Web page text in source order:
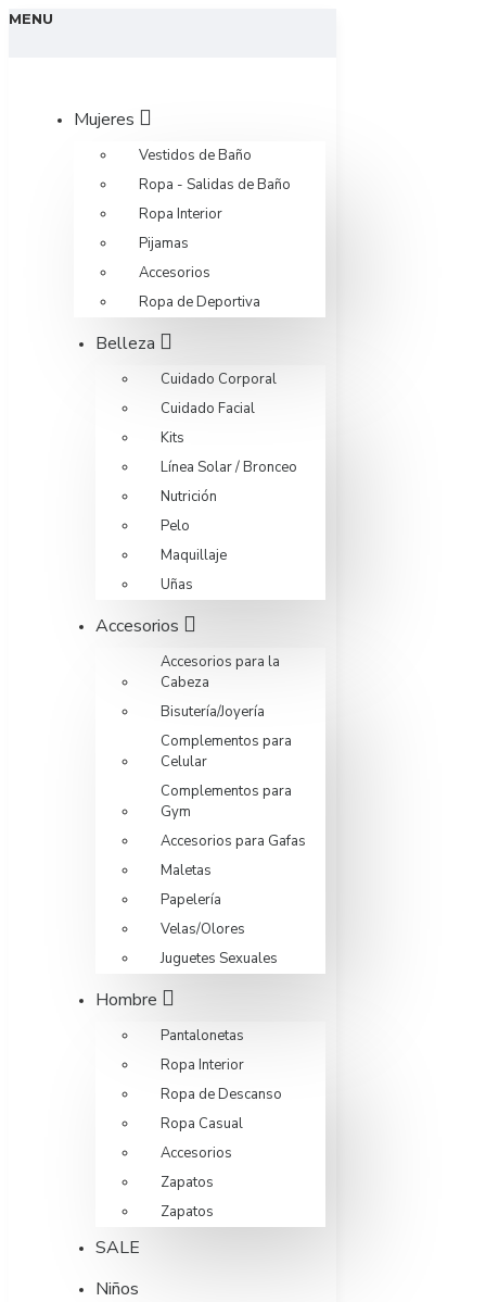
MENU
Mujeres
Vestidos de Baño
Ropa - Salidas de Baño
Ropa Interior
Pijamas
Accesorios
Ropa de Deportiva
Belleza
Cuidado Corporal
Cuidado Facial
Kits
Línea Solar / Bronceo
Nutrición
Pelo
Maquillaje
Uñas
Accesorios
Accesorios para la
Cabeza
Bisutería/Joyería
Complementos para
Celular
Complementos para
Gym
Accesorios para Gafas
Maletas
Papelería
Velas/Olores
Juguetes Sexuales
Hombre
Pantalonetas
Ropa Interior
Ropa de Descanso
Ropa Casual
Accesorios
Zapatos
Zapatos
SALE
Niños